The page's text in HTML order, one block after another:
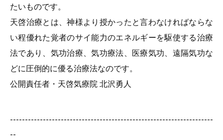
たいものです。
天啓治療とは、神様より授かったと言わなければならな
い程優れた覚者のサイ能力のエネルギーを駆使する治療
法であり、気功治療、気功療法、医療気功、遠隔気功な
どに圧倒的に優る治療法なのです。
公開責任者・天啓気療院 北沢勇人
--------------------------------------------------------------------
--